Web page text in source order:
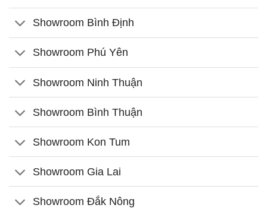
Showroom Bình Định
Showroom Phú Yên
Showroom Ninh Thuận
Showroom Bình Thuận
Showroom Kon Tum
Showroom Gia Lai
Showroom Đắk Nông